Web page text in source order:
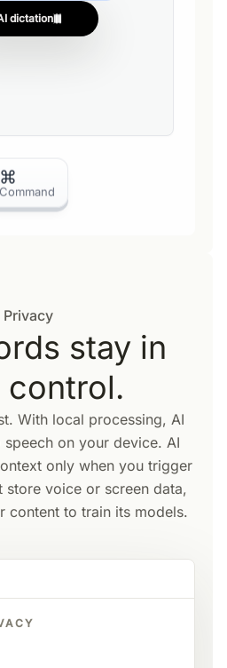
dictation
⌘
Command
Privacy
stay in
control.
With local processing, AI
on your device. AI
only when you trigger
store voice or screen data,
content to train its models.